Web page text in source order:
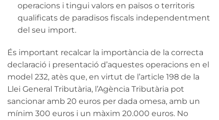
operacions i tingui valors en països o territoris
qualificats de paradisos fiscals independentment
del seu import.
És important recalcar la importància de la correcta
declaració i presentació d’aquestes operacions en el
model 232, atès que, en virtut de l’article 198 de la
Llei General Tributària, l’Agència Tributària pot
sancionar amb 20 euros per dada omesa, amb un
mínim 300 euros i un màxim 20.000 euros. No